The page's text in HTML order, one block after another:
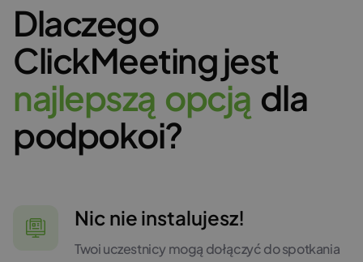
Dlaczego
ClickMeeting jest
najlepszą opcją dla
podpokoi?
Nic nie instalujesz!
Twoi uczestnicy mogą dołączyć do spotkania